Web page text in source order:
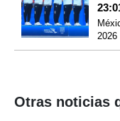
2026
Otras noticias